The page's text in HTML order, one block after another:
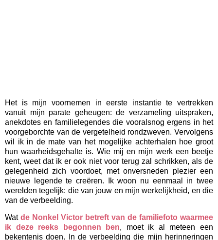
Het is mijn voornemen in eerste instantie te vertrekken
vanuit mijn parate geheugen: de verzameling uitspraken,
anekdotes en familielegendes die vooralsnog ergens in het
voorgeborchte van de vergetelheid rondzweven. Vervolgens
wil ik in de mate van het mogelijke achterhalen hoe groot
hun waarheidsgehalte is. Wie mij en mijn werk een beetje
kent, weet dat ik er ook niet voor terug zal schrikken, als de
gelegenheid zich voordoet, met onversneden plezier een
nieuwe legende te creëren. Ik woon nu eenmaal in twee
werelden tegelijk: die van jouw en mijn werkelijkheid, en die
van de verbeelding.
Wat de Nonkel Victor betreft van de familiefoto waarmee
ik deze reeks begonnen ben, moet ik al meteen een
bekentenis doen. In de verbeelding die mijn herinneringen